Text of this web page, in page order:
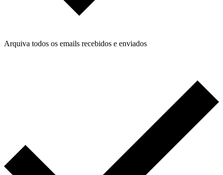
Arquiva todos os emails recebidos e enviados